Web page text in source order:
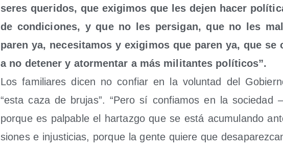
seres que­ri­dos, que exi­gi­mos que les dejen hacer
de con­di­cio­nes, y que no les per­si­gan, que no les
paren ya, nece­si­ta­mos y exi­gi­mos que paren ya, que se
a no dete­ner y ator­men­tar a más mili­tan­tes políticos”.
Los fami­lia­res dicen no con­fiar en la volun­tad del
“esta caza de bru­jas”. “Pero sí con­fia­mos en la socie­dad
por­que es pal­pa­ble el har­taz­go que se está acu­mu­lan­do
sio­nes e injus­ti­cias, por­que la gen­te quie­re que